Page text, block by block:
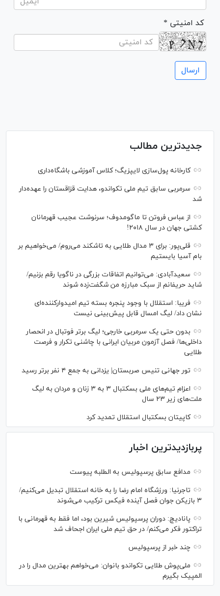
* کد امنیتی
جدیدترین مطالب
کارخانه پول‌سازی لایپزیگ؛ کلاس آموزشی باشگاه‌داری
سرمربی سابق تیم ملی تکواندو، هدایت قزاقستان را عهده‌دار
شد
از عباس فروتن تا ماگومدوف؛ سرنوشت عجیب قهرمانان
کشتی جهان در سال ۲۰۱۸!
قلی‌پور: برای ۳ مدال طلایی به تاشکند می‌روم/ می‌خواهیم بر
بام آسیا بایستیم
سعیدآبادی: می‌توانیم اتفاقات بزرگی در ناگویا رقم بزنیم/
شاید حریفانم از سبک مبارزه من شگفت‌زده شوند
فریبا: استقلال با وجود پنجره بسته تیم امیدوارکننده‌ای
نشان داد/ لیگ امسال قابل پیش‌بینی نیست
بدون حتی یک سرمربی خارجی؛ لیگ برتر فوتبال در انحصار
داخلی‌ها/ فصل آزمون مربیان ایرانی با چاشنی تکرار و فرصت
طلایی
تور جهانی تنیس صربستان| یزدانی به جمع ۴ نفر برتر رسید
اعزام تیم‌های ملی بسکتبال ۳ به ۳ زنان و مردان به لیگ
ملت‌های زیر ۲۳ سال
کاپیتان بسکتبال استقلال تمدید کرد
پربازدیدترین اخبار
مدافع سابق پرسپولیس به الطلبه پیوست
تاجرنیا: ورزشگاه امام رضا را به خانه استقلال تبدیل می‌کنیم/
۳ بازیکن جوان فصل آینده فیکس ترکیب می‌شوند
پانادیچ: دوران پرسپولیس شیرین بود، اما فقط به قهرمانی با
تراکتور فکر می‌کنم/ در حق تیم ملی ایران اجحاف شد
چند خبر از پرسپولیس
ملی‌پوش‌ طلایی تکواندو بانوان: می‌خواهم بهترین مدال را در
المپیک بگیرم